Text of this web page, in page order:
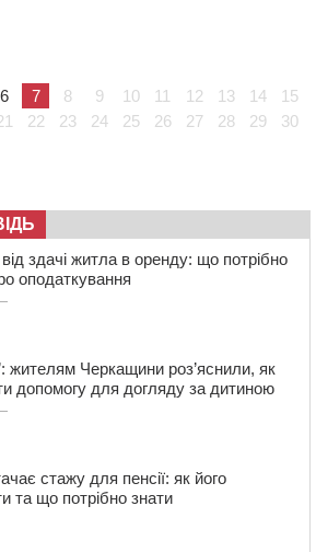
грудної клітки: у Черкасах 75-річній
аортальний клапан
онкоцентрі встановили сонячну
за понад пів мільйона гривень
Монастирищини
6 7 8 9 10 11 12 13 14
15
22 23 24 25 26 27 28 29
30
здачі житла в оренду: що потрібно
оподаткування
жителям Черкащини роз’яснили, як
допомогу для догляду за дитиною
стажу для пенсії: як його
та що потрібно знати